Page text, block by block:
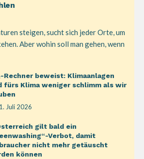
steigen, sucht sich jeder Orte, um
Aber wohin soll man gehen, wenn
Rechner beweist: Klimaanlagen
fürs Klima weniger schlimm als wir
Juli 2026
gilt bald ein
Verbot, damit
nicht mehr getäuscht
können